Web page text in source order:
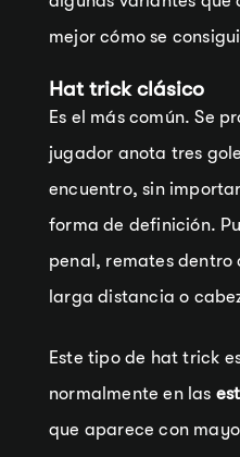
mejor cómo se
Hat trick clásico
Es el más común. Se
jugador anota tres
encuentro, sin
forma de definición.
penal, remates dentro
larga distancia o
Este tipo de hat trick
normalmente en las
que aparece con